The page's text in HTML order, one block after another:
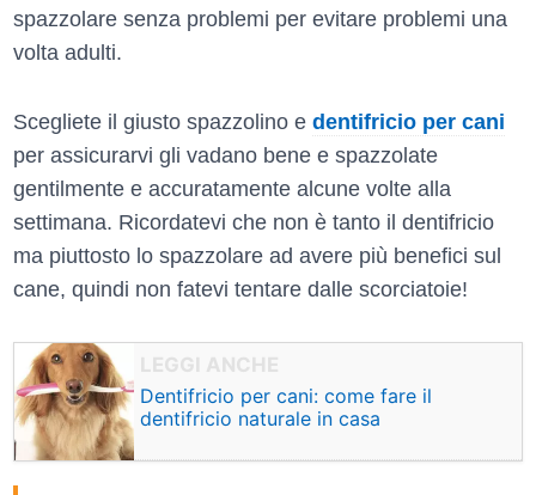
spazzolare senza problemi per evitare problemi una
volta adulti.
Scegliete il giusto spazzolino e dentifricio per cani
per assicurarvi gli vadano bene e spazzolate
gentilmente e accuratamente alcune volte alla
settimana. Ricordatevi che non è tanto il dentifricio
ma piuttosto lo spazzolare ad avere più benefici sul
cane, quindi non fatevi tentare dalle scorciatoie!
Dentifricio per cani: come fare il
dentifricio naturale in casa